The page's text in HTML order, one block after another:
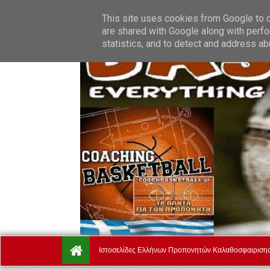
Thursday, August 6. Ποιοί Είμαστε Όροι
Ιστοσελίδες Ελλήνων Προπονητών Καλαθοσφαιρισης
This site uses cookies from Google to
are shared with Google along with
statistics, and to detect and address